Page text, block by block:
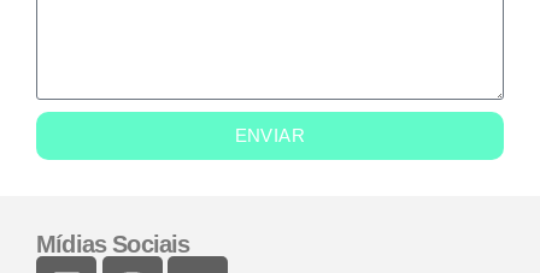
ENVIAR
Mídias Sociais